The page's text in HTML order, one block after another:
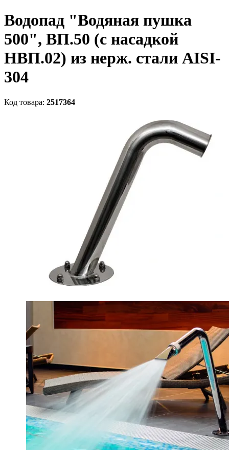
Водопад "Водяная пушка
500", ВП.50 (с насадкой
НВП.02) из нерж. стали AISI-
304
Код товара: 2517364